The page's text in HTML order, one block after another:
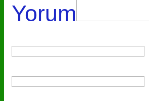
Yorum